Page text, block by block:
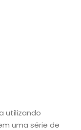
utilizando
uma série de